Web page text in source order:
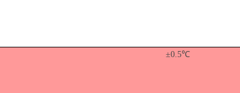
±0.5℃